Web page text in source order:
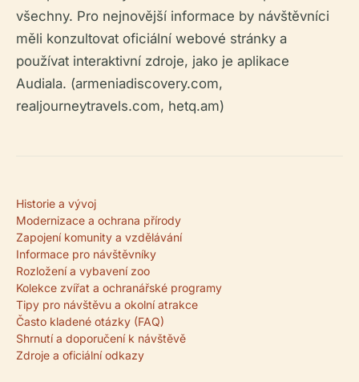
všechny. Pro nejnovější informace by návštěvníci
měli konzultovat oficiální webové stránky a
používat interaktivní zdroje, jako je aplikace
Audiala. (armeniadiscovery.com,
realjourneytravels.com, hetq.am)
Historie a vývoj
Modernizace a ochrana přírody
Zapojení komunity a vzdělávání
Informace pro návštěvníky
Rozložení a vybavení zoo
Kolekce zvířat a ochranářské programy
Tipy pro návštěvu a okolní atrakce
Často kladené otázky (FAQ)
Shrnutí a doporučení k návštěvě
Zdroje a oficiální odkazy